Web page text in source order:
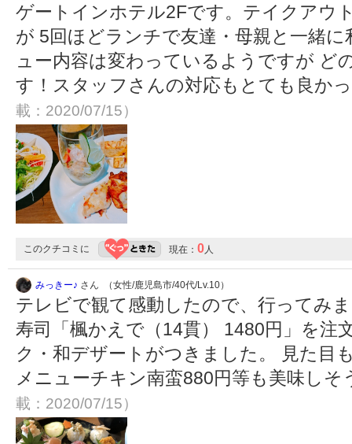
ゲートインホテル2Fです。テイクアウ
が 5回ほどランチで友達・母親と一緒
ュー内容は変わっているようですが ど
す！スタッフさんの対応もとても良か
載：2020/07/15）
このクチコミに 現在： 0 人
みっきー♪ さん （女性/鹿児島市/40代/Lv.10）
テレビで観て感動したので、行ってみ
寿司「楓かえで（14貫） 1480円」を注
ク・和デザートがつきました。 見た目
メニューチキン南蛮880円等も美味し
載：2020/07/15）